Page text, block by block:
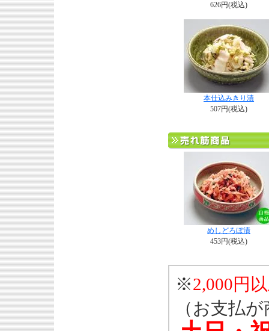
626円(税込)
本仕込みきり漬
507円(税込)
めしどろぼ漬
453円(税込)
※2,000円
（お支払